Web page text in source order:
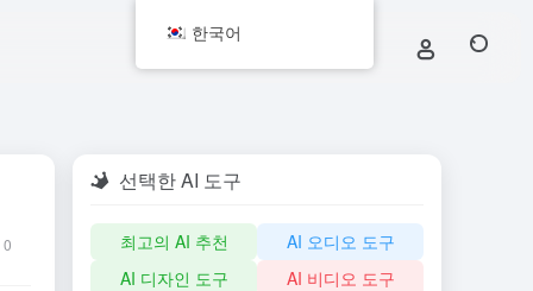
0
선택한 AI 도구
최고의 AI 추천
AI 오디오 도구
AI 디자인 도구
AI 비디오 도구
한국어